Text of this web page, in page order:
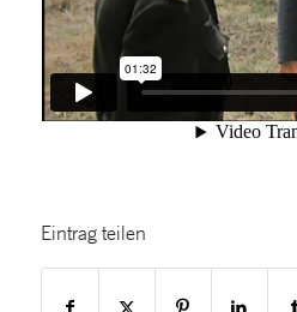
Eintrag teilen